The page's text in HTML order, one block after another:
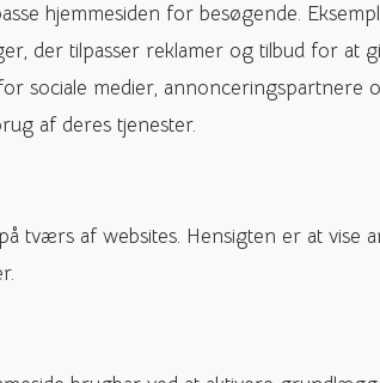
hjemmesiden for besøgende.
der tilpasser reklamer og tilbud for
sociale medier, annonceringspartnere
af deres tjenester.
tværs af websites. Hensigten er at